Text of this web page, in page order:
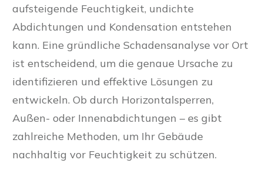
aufsteigende Feuchtigkeit, undichte
Abdichtungen und Kondensation entstehen
kann. Eine gründliche Schadensanalyse vor Ort
ist entscheidend, um die genaue Ursache zu
identifizieren und effektive Lösungen zu
entwickeln. Ob durch Horizontalsperren,
Außen- oder Innenabdichtungen – es gibt
zahlreiche Methoden, um Ihr Gebäude
nachhaltig vor Feuchtigkeit zu schützen.